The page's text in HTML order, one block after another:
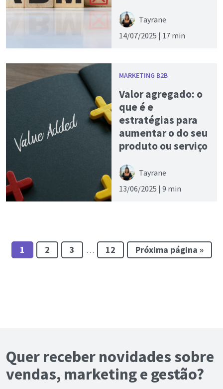
Tayrane
14/07/2025 | 17 min
MARKETING B2B
Valor agregado: o
que é e
estratégias para
aumentar o do seu
produto ou serviço
Tayrane
13/06/2025 | 9 min
1 2 3 … 12 Próxima página »
Quer receber novidades sobre
vendas, marketing e gestão?